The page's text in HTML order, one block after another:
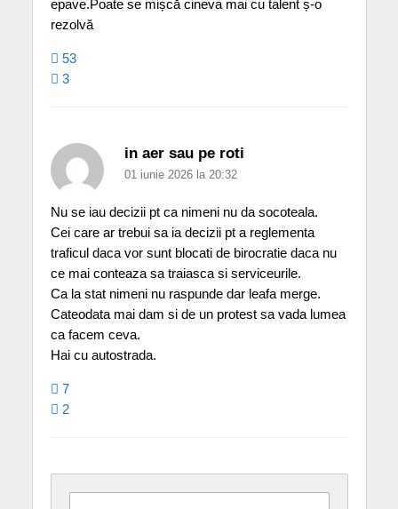
epave.Poate se mișcă cineva mai cu talent ș-o
rezolvă
53
3
in aer sau pe roti
01 iunie 2026 la 20:32
Nu se iau decizii pt ca nimeni nu da socoteala.
Cei care ar trebui sa ia decizii pt a reglementa
traficul daca vor sunt blocati de birocratie daca nu
ce mai conteaza sa traiasca si serviceurile.
Ca la stat nimeni nu raspunde dar leafa merge.
Cateodata mai dam si de un protest sa vada lumea
ca facem ceva.
Hai cu autostrada.
7
2